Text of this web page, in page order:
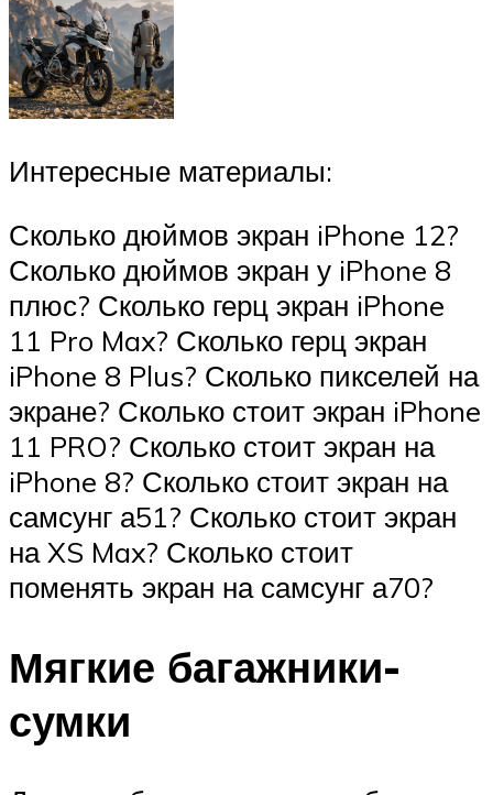
Интересные материалы:
Сколько дюймов экран iPhone 12?
Сколько дюймов экран у iPhone 8
плюс? Сколько герц экран iPhone
11 Pro Max? Сколько герц экран
iPhone 8 Plus? Сколько пикселей на
экране? Сколько стоит экран iPhone
11 PRO? Сколько стоит экран на
iPhone 8? Сколько стоит экран на
самсунг а51? Сколько стоит экран
на XS Max? Сколько стоит
поменять экран на самсунг а70?
Мягкие багажники-
сумки